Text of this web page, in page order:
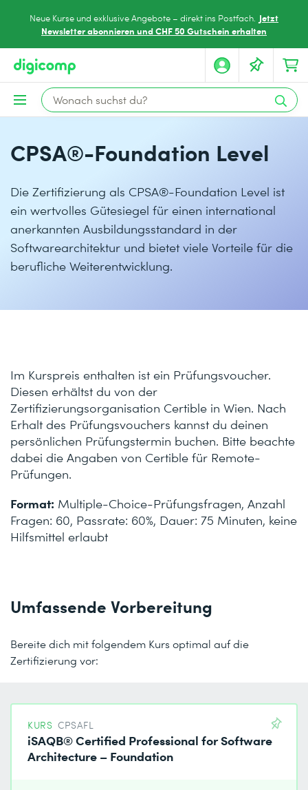
Neue Kurse und exklusive Angebote – direkt ins Postfach. Jetzt
Newsletter abonnieren und CHF 50 Gutschein erhalten
CPSA®-Foundation Level
Die Zertifizierung als CPSA®-Foundation Level ist
ein wertvolles Gütesiegel für einen international
anerkannten Ausbildungsstandard in der
Softwarearchitektur und bietet viele Vorteile für die
berufliche Weiterentwicklung.
Im Kurspreis enthalten ist ein Prüfungsvoucher.
Diesen erhältst du von der
Zertifizierungsorganisation Certible in Wien. Nach
Erhalt des Prüfungsvouchers kannst du deinen
persönlichen Prüfungstermin buchen. Bitte beachte
dabei die Angaben von Certible für Remote-
Prüfungen.
Format: Multiple-Choice-Prüfungsfragen, Anzahl
Fragen: 60, Passrate: 60%, Dauer: 75 Minuten, keine
Hilfsmittel erlaubt
Umfassende Vorbereitung
Bereite dich mit folgendem Kurs optimal auf die
Zertifizierung vor:
KURS CPSAFL
iSAQB® Certified Professional for Software
Architecture – Foundation